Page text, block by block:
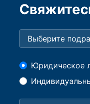
Юридическое